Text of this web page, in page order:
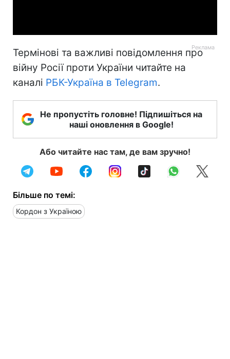
Термінові та важливі повідомлення про
війну Росії проти України читайте на
каналі РБК-Україна в Telegram.
Не пропустіть головне! Підпишіться на
наші оновлення в Google!
Або читайте нас там, де вам зручно!
Більше по темі:
Кордон з Україною